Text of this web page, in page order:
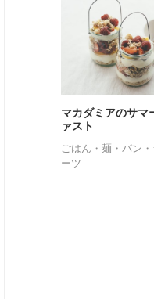
マカダミアのサマ
ァスト
ごはん・麺・パン
ーツ